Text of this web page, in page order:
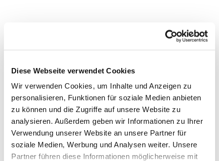
Diese Webseite verwendet Cookies
Wir verwenden Cookies, um Inhalte und Anzeigen zu
personalisieren, Funktionen für soziale Medien anbieten
zu können und die Zugriffe auf unsere Website zu
analysieren. Außerdem geben wir Informationen zu Ihrer
Verwendung unserer Website an unsere Partner für
soziale Medien, Werbung und Analysen weiter. Unsere
Partner führen diese Informationen möglicherweise mit
Dies könnte Sie auch
interessieren